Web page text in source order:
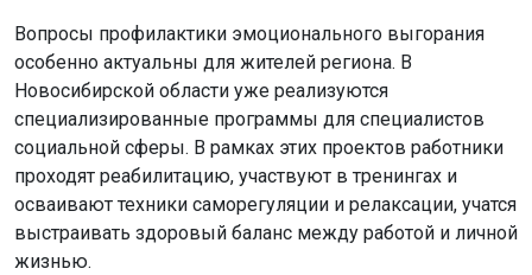
Вопросы профилактики эмоционального выгорания
особенно актуальны для жителей региона. В
Новосибирской области уже реализуются
специализированные программы для специалистов
социальной сферы. В рамках этих проектов работники
проходят реабилитацию, участвуют в тренингах и
осваивают техники саморегуляции и релаксации, учатся
выстраивать здоровый баланс между работой и личной
жизнью.